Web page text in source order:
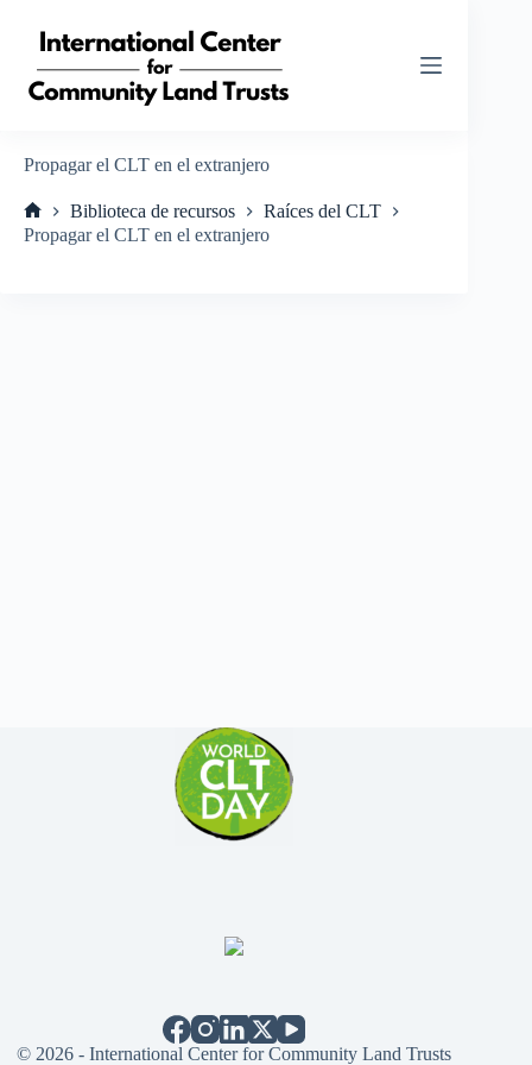
contenido
Propagar el CLT en el extranjero
Inicio
Biblioteca de recursos
Raíces del CLT
Propagar el CLT en el extranjero
© 2026 - International Center for Community Land Trusts